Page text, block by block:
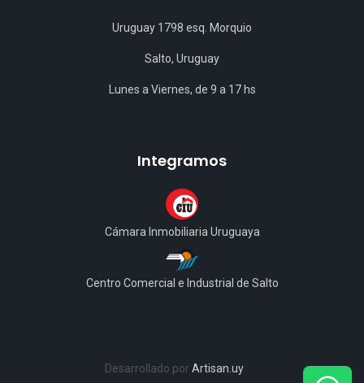
Uruguay 1798 esq. Morquio
Salto, Uruguay
Lunes a Viernes, de 9 a 17 hs
Integramos
Cámara Inmobiliaria Uruguaya
Centro Comercial e Industrial de Salto
Desarrollado por Artisan.uy